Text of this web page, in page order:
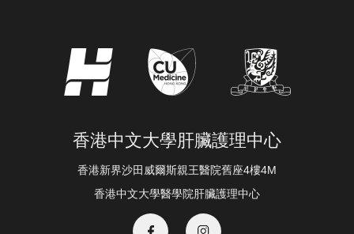
香港中文大學肝臟護理中心
香港新界沙田威爾斯親王醫院舊座4樓4M
香港中文大學醫學院肝臟護理中心